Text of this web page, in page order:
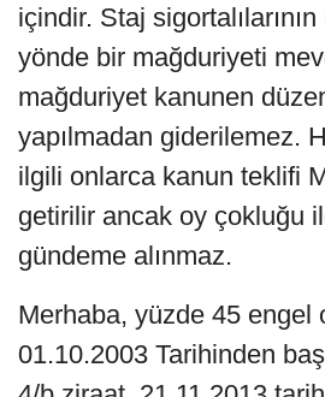
içindir. Staj
yönde bir mağduriyeti
mağduriyet kanunen
yapılmadan giderilemez.
ilgili onlarca kanun teklifi
getirilir ancak oy çokluğu
gündeme alınmaz.
Merhaba, yüzde 45 engel
01.10.2003 Tarihinden